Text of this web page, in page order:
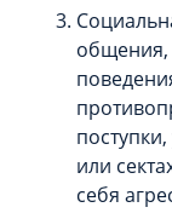
или
себя